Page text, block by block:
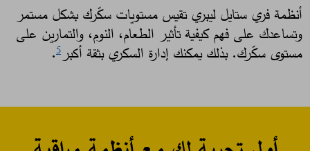
أنظمة فري ستايل ليبري تقيس مستويات سكّرك بشكل مستمر
وتساعدك على فهم كيفية تأثير الطعام، النوم، والتمارين على
مستوى سكّرك. بذلك يمكنك إدارة السكري بثقة أكبر 5
. ​